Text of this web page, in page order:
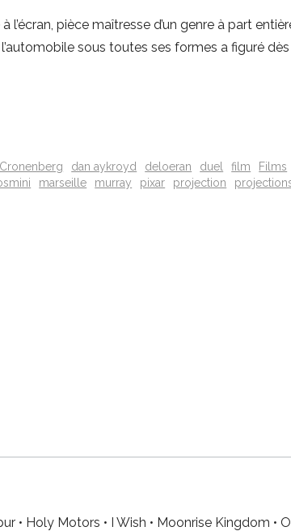
pièce maîtresse d’un genre à part
sous toutes ses formes a figuré
Cronenberg dan aykroyd deloeran duel film Films
marseille murray pixar projection
• Holy Motors • I Wish • Moonrise Kingdom •